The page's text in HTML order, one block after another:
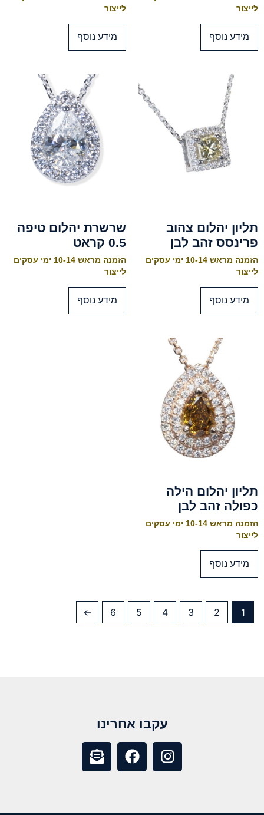
לייצור
מידע נוסף
לייצור
מידע נוסף
תליון יהלום צהוב
פרינסס זהב לבן
הזמנה מראש 10-14 ימי עסקים
לייצור
מידע נוסף
שרשרת יהלום טיפה
0.5 קראט
הזמנה מראש 10-14 ימי עסקים
לייצור
מידע נוסף
תליון יהלום הילה
כפולה זהב לבן
הזמנה מראש 10-14 ימי עסקים
לייצור
מידע נוסף
1
2
3
4
5
6
←
עקבו אחרינו